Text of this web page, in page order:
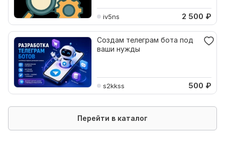
iv5ns 2 500 ₽
Создам телеграм бота под
ваши нужды
s2kkss 500 ₽
Перейти в каталог